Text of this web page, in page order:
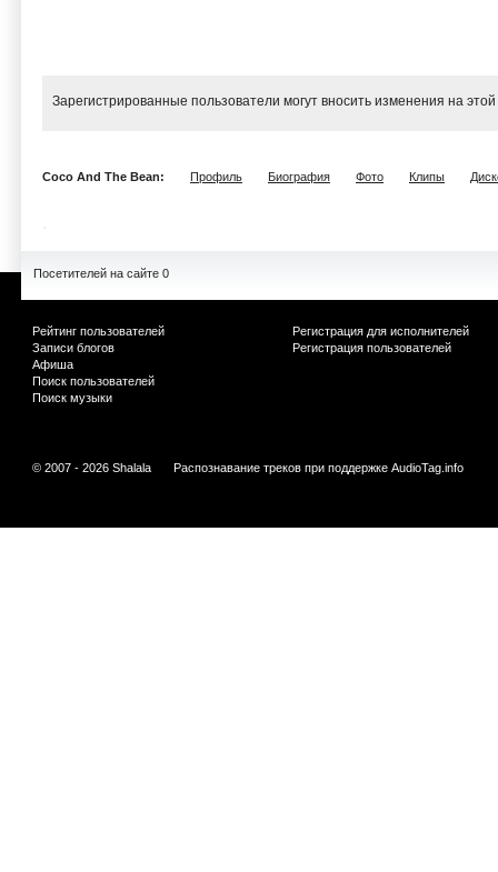
Зарегистрированные пользователи могут вносить изменения на
Coco And The Bean: Профиль Биография Фото Клипы
Посетителей на сайте 0
Рейтинг пользователей
Записи блогов
Афиша
Поиск пользователей
Поиск музыки
Регистрация для исполнителей
Регистрация пользователей
© 2007 - 2026 Shalala Распознавание треков при поддержке AudioTag.info